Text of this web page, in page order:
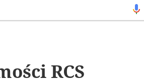
RCS